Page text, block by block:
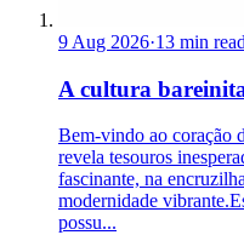
9 Aug 2026·13 min read
A cultura
Bem-vindo ao coração
revela tesouros
fascinante, na
modernidade
possu...